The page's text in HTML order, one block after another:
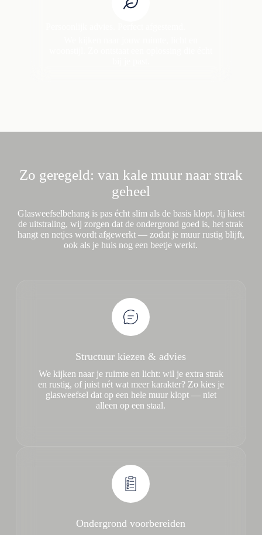
Zo geregeld: van kale muur naar strak
geheel
Glasweefselbehang is pas écht slim als de basis klopt. Jij kiest
de uitstraling, wij zorgen dat de ondergrond goed is, het strak
hangt en netjes wordt afgewerkt — zodat je muur rustig blijft,
ook als je huis nog een beetje werkt.
Structuur kiezen & advies
We kijken naar je ruimte en licht: wil je extra strak
en rustig, of juist nét wat meer karakter? Zo kies je
glasweefsel dat op een hele muur klopt — niet
alleen op een staal.
Ondergrond voorbereiden